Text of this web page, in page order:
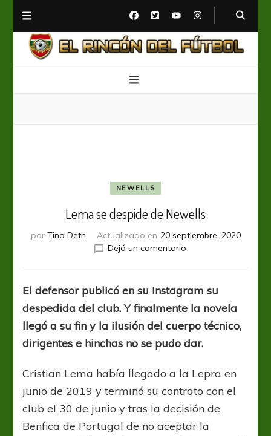
NEWELLS
Lema se despide de Newells
por Tino Deth Actualizado en 20 septiembre, 2020
Dejá un comentarioen
de
Newells
El defensor publicó en su Instagram su
despedida del club. Y finalmente la novela
llegó a su fin y la ilusión del cuerpo técnico,
dirigentes e hinchas no se pudo dar.
Cristian Lema había llegado a la Lepra en
junio de 2019 y terminó su contrato con el
club el 30 de junio y tras la decisión de
Benfica de Portugal de no aceptar la